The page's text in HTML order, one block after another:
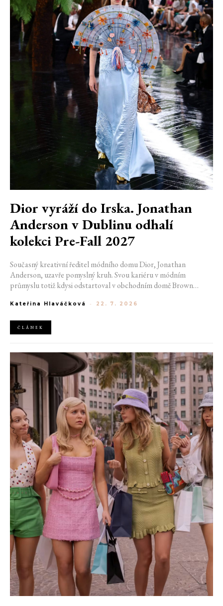
Dior vyráží do Irska. Jonathan
Anderson v Dublinu odhalí
kolekci Pre-Fall 2027
Současný kreativní ředitel módního domu Dior, Jonathan
Anderson, uzavře pomyslný kruh. Svou kariéru v módním
průmyslu totiž kdysi odstartoval v obchodním domě Brown
jedné z největších luxusních značek světa. V prosinci totiž v
Fall 2027.
Kateřina Hlaváčková - 22. 7. 2026
ČLÁNEK